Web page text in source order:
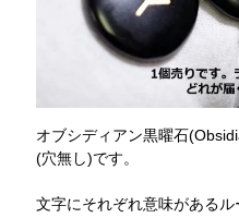
オブシディアン黒曜石
(穴無し)です。
文字にそれぞれ意味があるル